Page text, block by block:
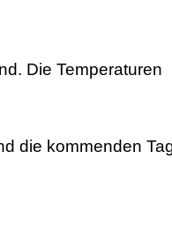
Die Temperaturen
die kommenden